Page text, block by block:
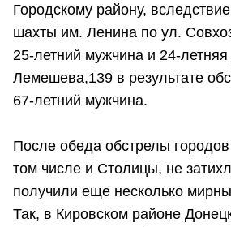
Городскому району,
шахты им. Ленина по ул.
25-летний мужчина и 24-
Лемешева,139 в результате
67-летний мужчина.
После обеда обстрелы
том числе и Столицы, не
получили еще несколько
Так, в Кировском районе